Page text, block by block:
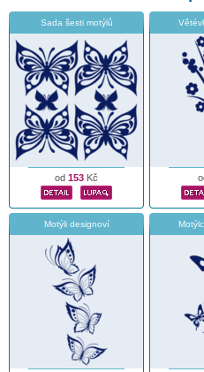
Sada šesti motýlů
od 153 Kč
Motýli designoví